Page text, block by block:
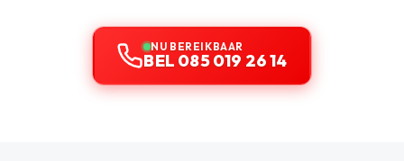
NU BEREIKBAAR
BEL 085 019 26 14